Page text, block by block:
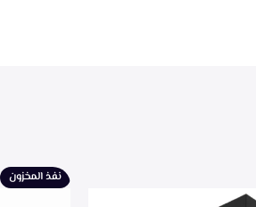
نفذ المخزون